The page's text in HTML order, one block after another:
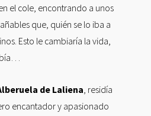
el cole, encontrando a unos
que, quién se lo iba a
Esto le cambiaría la vida,
de Laliena, residía
encantador y apasionado